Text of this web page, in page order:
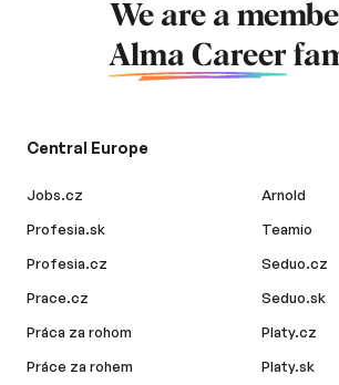
We are a
Alma Career
Central Europe
Jobs.cz
Profesia.sk
Profesia.cz
Prace.cz
Práca za rohom
Práce za rohem
Arnold
Teamio
Seduo.cz
Seduo.sk
Platy.cz
Platy.sk